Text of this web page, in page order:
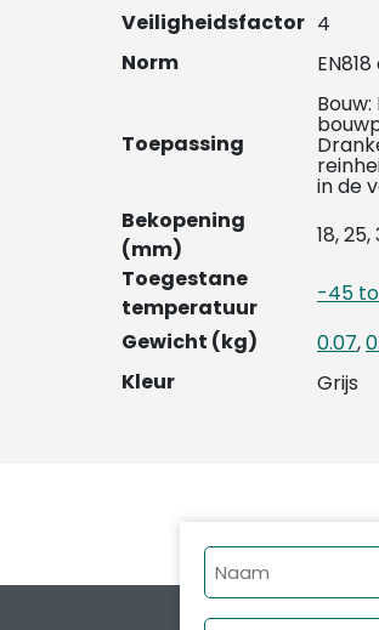
Veiligheidsfactor 4
Norm
Toepassing
in de
Bekopening
(mm)
18, 25,
Toegestane
temperatuur
-45
Gewicht (kg)
0.07,
Kleur
Grijs
Naam